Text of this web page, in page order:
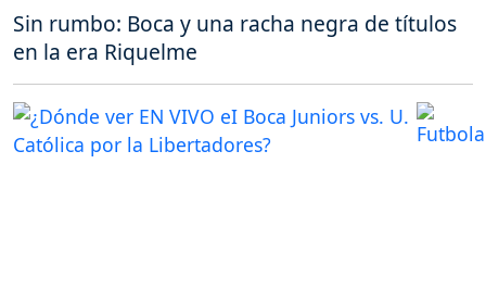
Sin rumbo: Boca y una racha negra de títulos
en la era Riquelme